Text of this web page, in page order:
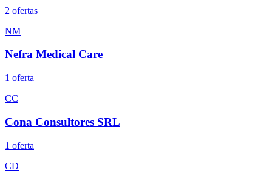
2 ofertas
NM
Nefra Medical Care
1 oferta
CC
Cona Consultores SRL
1 oferta
CD